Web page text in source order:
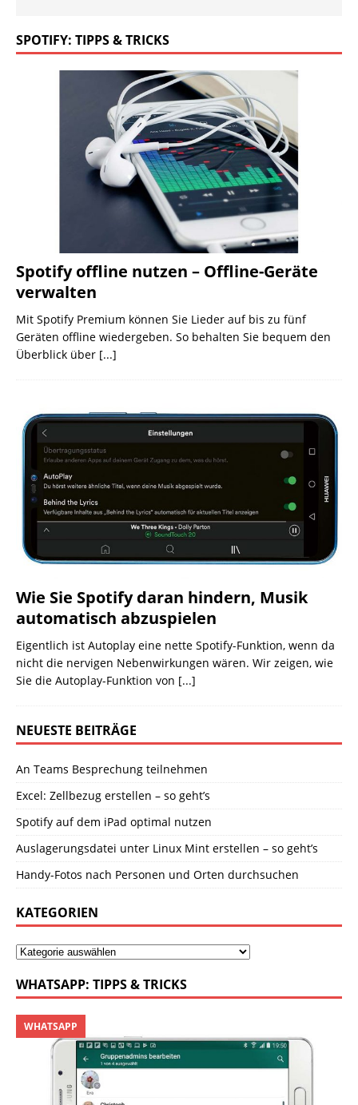
SPOTIFY: TIPPS & TRICKS
Spotify offline nutzen – Offline-Geräte
verwalten
Mit Spotify Premium können Sie Lieder auf bis zu fünf
Geräten offline wiedergeben. So behalten Sie bequem den
Überblick über [...]
Wie Sie Spotify daran hindern, Musik
automatisch abzuspielen
Eigentlich ist Autoplay eine nette Spotify-Funktion, wenn da
nicht die nervigen Nebenwirkungen wären. Wir zeigen, wie
Sie die Autoplay-Funktion von [...]
NEUESTE BEITRÄGE
An Teams Besprechung teilnehmen
Excel: Zellbezug erstellen – so geht’s
Spotify auf dem iPad optimal nutzen
Auslagerungsdatei unter Linux Mint erstellen – so geht’s
Handy-Fotos nach Personen und Orten durchsuchen
KATEGORIEN
WHATSAPP: TIPPS & TRICKS
WHATSAPP